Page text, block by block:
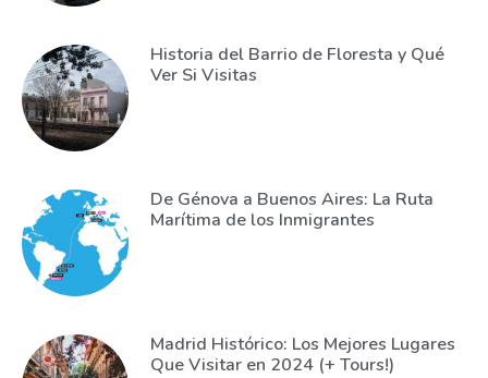
Historia del Barrio de Floresta y Qué
Ver Si Visitas
De Génova a Buenos Aires: La Ruta
Marítima de los Inmigrantes
Madrid Histórico: Los Mejores Lugares
Que Visitar en 2024 (+ Tours!)